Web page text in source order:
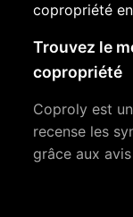
copropriété
Trouvez le
copropriété
Coproly est
recense les
grâce aux